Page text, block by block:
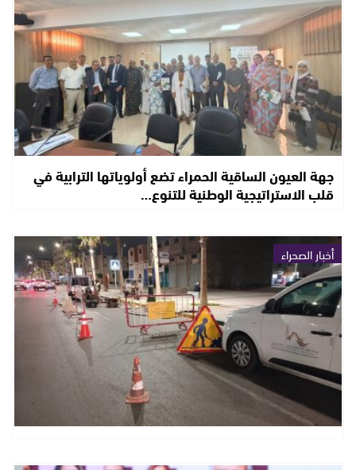
جهة العيون الساقية الحمراء تضع أولوياتها الترابية في
قلب الاستراتيجية الوطنية للتنوع…
أخبار الصحراء